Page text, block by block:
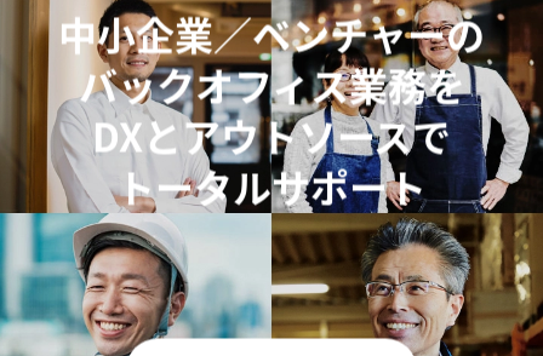
中小企業／ベンチャーの
バックオフィス業務を
DXとアウトソースで
トータルサポート